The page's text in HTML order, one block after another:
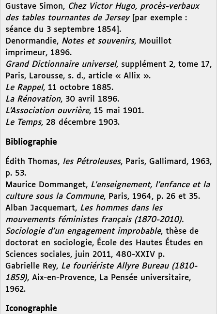
Gustave Simon, Chez Victor Hugo, procès-verbaux
des tables tournantes de Jersey [par exemple :
séance du 3 septembre 1854].
Denormandie, Notes et souvenirs, Mouillot
imprimeur, 1896.
Grand Dictionnaire universel, supplément 2, tome 17,
Paris, Larousse, s. d., article « Allix ».
Le Rappel, 11 octobre 1885.
La Rénovation, 30 avril 1896.
L’Association ouvrière, 15 mai 1901.
Le Temps, 28 décembre 1903.
Bibliographie
Édith Thomas, les Pétroleuses, Paris, Gallimard, 1963,
p. 53.
Maurice Dommanget, L’enseignement, l’enfance et la
culture sous la Commune, Paris, 1964, p. 26 et 35.
Alban Jacquemart, Les hommes dans les
mouvements féministes français (1870-2010).
Sociologie d’un engagement improbable, thèse de
doctorat en sociologie, École des Hautes Études en
Sciences sociales, juin 2011, 480-XXIV p.
Gabrielle Rey, Le fouriériste Allyre Bureau (1810-
1859), Aix-en-Provence, La Pensée universitaire,
1962.
Iconographie